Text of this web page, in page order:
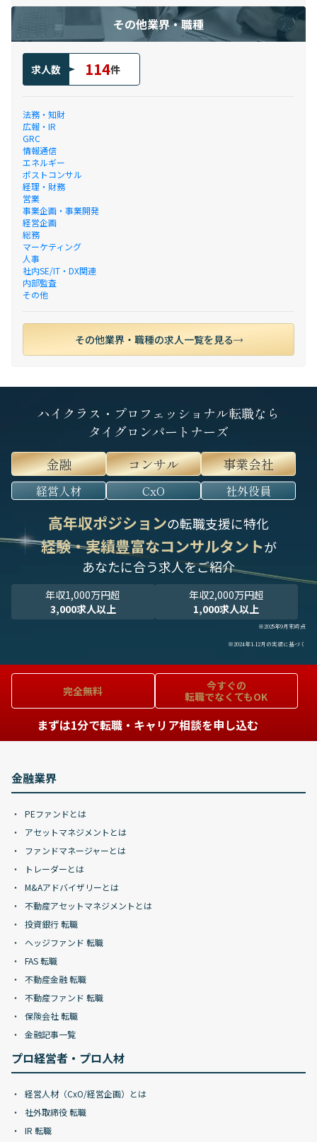
その他業界・職種
求人数 114件
法務・知財
広報・IR
GRC
情報通信
エネルギー
ポストコンサル
経理・財務
営業
事業企画・事業開発
経営企画
総務
マーケティング
人事
社内SE/IT・DX関連
内部監査
その他
その他業界・職種の求人一覧を見る
ハイクラス・プロフェッショナル転職なら
タイグロンパートナーズ
金融
コンサル 事業会社
経営人材 CxO 社外役員
高年収ポジションの転職支援に特化
経験・実績豊富なコンサルタントが
あなたに合う求人をご紹介
年収1,000万円超
3,000求人以上
年収2,000万円超
1,000求人以上
※2025年9月末時点
※2024年1-12月の実績に基づく
完全無料
今すぐの
転職でなくてもOK
まずは1分で転職・キャリア相談を申し込む
金融業界
PEファンドとは
アセットマネジメントとは
ファンドマネージャーとは
トレーダーとは
M&Aアドバイザリーとは
不動産アセットマネジメントとは
投資銀行 転職
ヘッジファンド 転職
FAS 転職
不動産金融 転職
不動産ファンド 転職
保険会社 転職
金融記事一覧
プロ経営者・プロ人材
経営人材（CxO/経営企画）とは
社外取締役 転職
IR 転職